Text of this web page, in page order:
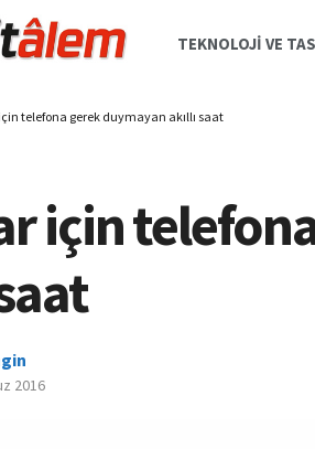
TEKNOLOJI VE
telefona gerek duymayan akıllı saat
için
2016